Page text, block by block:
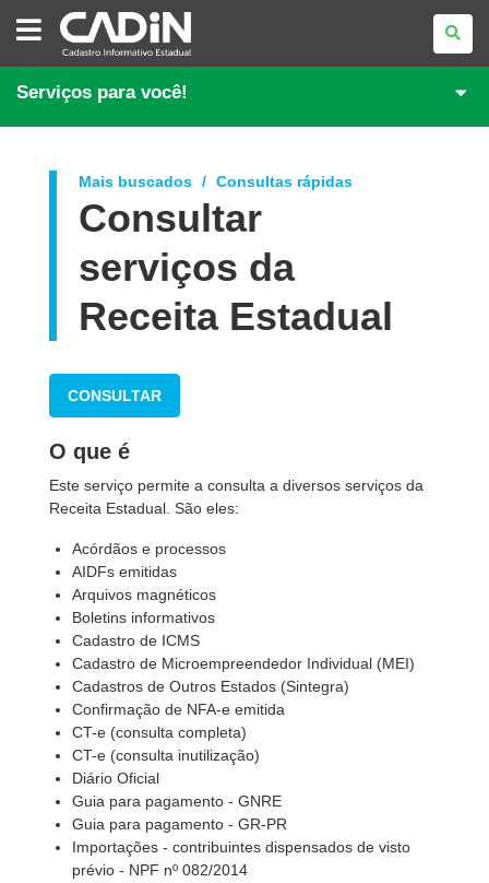
CADASTRO
INFORMATIVO
ESTADUAL
Serviços para você!
Mais buscados Consultas rápidas
Consultar
serviços da
Receita Estadual
CONSULTAR
O que é
Este serviço permite a consulta a diversos serviços da
Receita Estadual. São eles:
Acórdãos e processos
AIDFs emitidas
Arquivos magnéticos
Boletins informativos
Cadastro de ICMS
Cadastro de Microempreendedor Individual (MEI)
Cadastros de Outros Estados (Sintegra)
Confirmação de NFA-e emitida
CT-e (consulta completa)
CT-e (consulta inutilização)
Diário Oficial
Guia para pagamento - GNRE
Guia para pagamento - GR-PR
Importações - contribuintes dispensados de visto
prévio - NPF nº 082/2014